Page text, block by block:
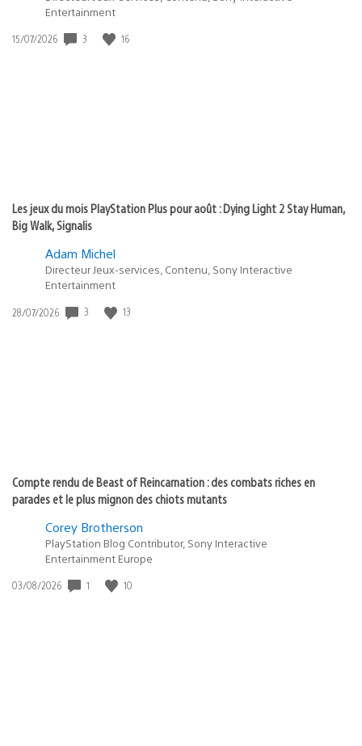
Entertainment
Date
15/07/2026 3 16
Les jeux du mois PlayStation Plus pour août : Dying Light 2 Stay Human,
Big Walk, Signalis
Adam Michel
Directeur Jeux-services, Contenu, Sony Interactive
Entertainment
Date
28/07/2026 3 13
Compte rendu de Beast of Reincarnation : des combats riches en
parades et le plus mignon des chiots mutants
Corey Brotherson
PlayStation Blog Contributor, Sony Interactive
Entertainment Europe
Date
03/08/2026 1 10